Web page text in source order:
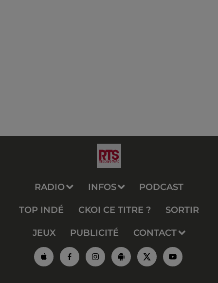
RADIO INFOS PODCAST
TOP INDÉ CKOI CE TITRE ? SORTIR
JEUX PUBLICITÉ CONTACT